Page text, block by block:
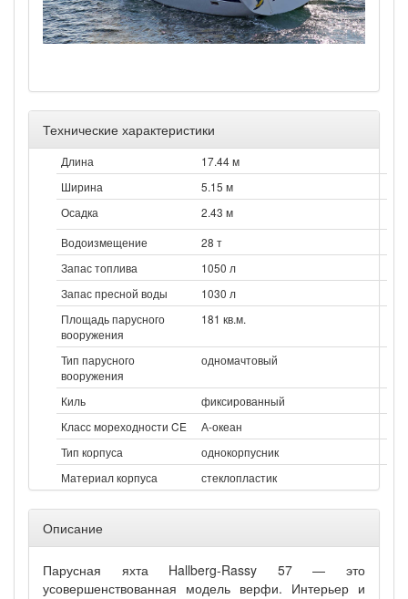
Технические характеристики
Длина
17.44 м
Ширина
5.15 м
Осадка
2.43 м
Водоизмещение
28 т
Запас топлива
1050 л
Запас пресной воды
1030 л
Площадь парусного
вооружения
181 кв.м.
Тип парусного
вооружения
одномачтовый
Киль
фиксированный
Класс мореходности CE
А-океан
Тип корпуса
однокорпусник
Материал корпуса
стеклопластик
Описание
Парусная яхта Hallberg-Rassy 57 — это
усовершенствованная модель верфи. Интерьер и